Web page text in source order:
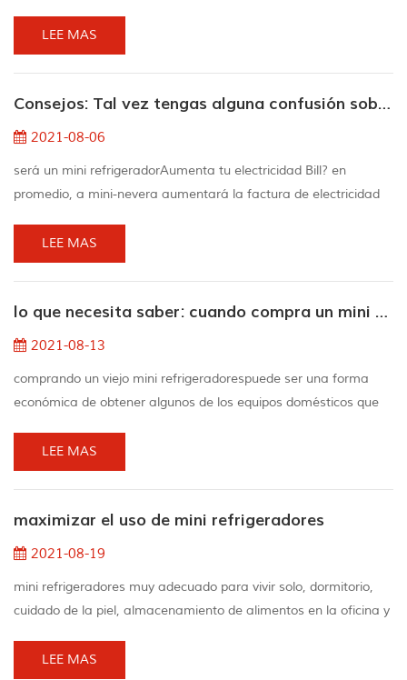
adicionales para mantener las bebidas y los bocadillos frescos y
evitar que los usuarios tengan un trekking hasta el principal
nevera debería También se lim...
LEE MAS
Consejos: Tal vez tengas alguna confusión sobre el mini refrigerador
2021-08-06
será un mini refrigeradorAumenta tu electricidad Bill? en
promedio, a mini-nevera aumentará la factura de electricidad
electricidad varían según la marca, el modelo y la instalación
del equipo, así como el estado, la temporada y la hora de día
diferentes temperaturas. Productos...
LEE MAS
lo que necesita saber: cuando compra un mini refrigerador de segunda mano
2021-08-13
comprando un viejo mini refrigeradorespuede ser una forma
económica de obtener algunos de los equipos domésticos que
tanto le costó ganar en el bolsillo. decide el tamaño y el tipo que
necesitas elija un frigorífico compacto entre tres sencillas
neveras pequeñas más grandes y ge...
LEE MAS
maximizar el uso de mini refrigeradores
2021-08-19
mini refrigeradores muy adecuado para vivir solo, dormitorio,
cuidado de la piel, almacenamiento de alimentos en la oficina y
del mini refrigerador cuando los alimentos obstruyen el flujo de
LEE MAS